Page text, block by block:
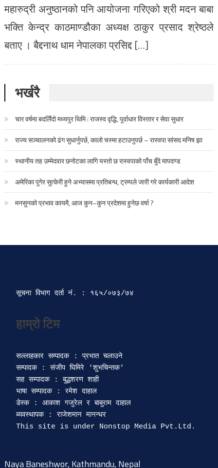
महारुद्री अनुष्ठानको पनि आयोजना गरिएको श्री मदन बाबा
भक्ति केन्द्र काठमाण्डौका अध्यक्ष ठाकुर प्रसाद श्रेष्ठले
बताए । बैद्दनाथ धाम नेपालका प्रसिद्द […]
भर्खरै
चार वर्षमा बदलिँदो मध्यपुर थिमि : राजस्व वृद्धि, पूर्वाधार विस्तार र सेवा सुधार
राज्य सञ्चालनको ढंग सुधार्नुपर्छ, कालो चस्मा हटाउनुपर्छ – रास्वपा सांसद मनिष झा
स्थानीय तह उम्मेदवार छनोटका लागि यस्तो छ रास्वपाको पाँच बुँदे मापदण्ड
अमेरिका पुगेर सुत्केरी हुने अभ्यासमा प्रतिबन्ध, ट्रम्पले जारी गरे कार्यकारी आदेश
मनसुनको प्रभाव कायमै, आज कुन–कुन प्रदेशमा हुनेछ वर्षा ?
सूचना विभाग दर्ता‍ नं. : १६५/०७३/७४
हाम्रो टिम
सल्लाहकार सम्पादक : प्रभात चलाउने
सम्पादक : संजीप घिमिरे 'शुभचिन्तक'
सह सम्पादक : बुद्धशरण शाही
भाषा सम्पादक : रमेश दाहाल
डेस्क : आकाश गजुरेल र बाबुराम दाहाल
ब्यवस्थापक : राजेशमान मानन्धर
Naya Baneshwor, Kathmandu, Nepal